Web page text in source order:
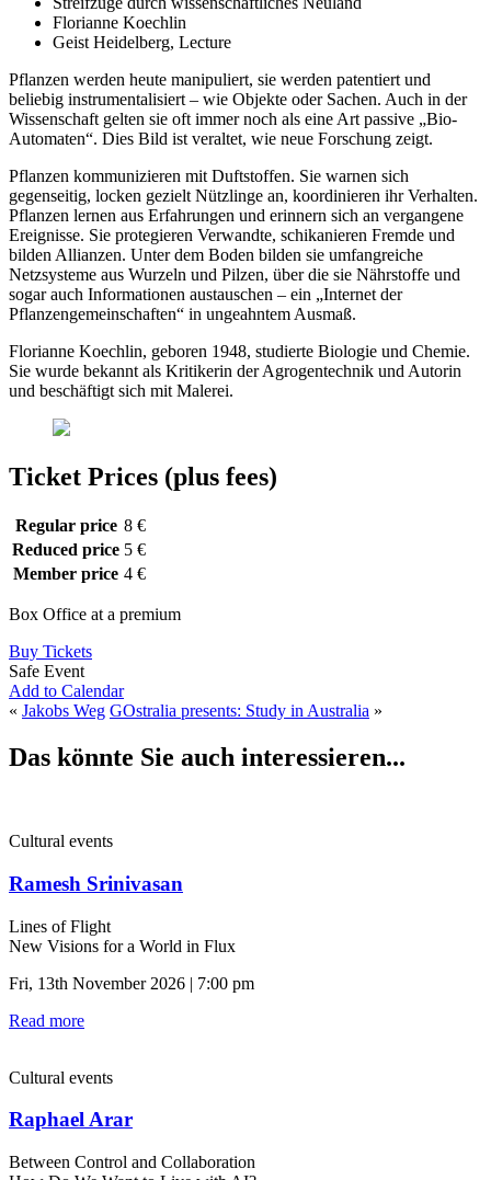
Florianne Koechlin
Geist Heidelberg, Lecture
Pflanzen werden heute manipuliert, sie werden patentiert und
beliebig instrumentalisiert – wie Objekte oder Sachen. Auch in der
Wissenschaft gelten sie oft immer noch als eine Art passive „Bio-
Automaten“. Dies Bild ist veraltet, wie neue Forschung zeigt.
Pflanzen kommunizieren mit Duftstoffen. Sie warnen sich
gegenseitig, locken gezielt Nützlinge an, koordinieren ihr Verhalten.
Pflanzen lernen aus Erfahrungen und erinnern sich an vergangene
Ereignisse. Sie protegieren Verwandte, schikanieren Fremde und
bilden Allianzen. Unter dem Boden bilden sie umfangreiche
Netzsysteme aus Wurzeln und Pilzen, über die sie Nährstoffe und
sogar auch Informationen austauschen – ein „Internet der
Pflanzengemeinschaften“ in ungeahntem Ausmaß.
Florianne Koechlin, geboren 1948, studierte Biologie und Chemie.
Sie wurde bekannt als Kritikerin der Agrogentechnik und Autorin
und beschäftigt sich mit Malerei.
Ticket Prices (plus fees)
Regular price 8 €
Reduced price 5 €
Member price 4 €
Box Office at a premium
Buy Tickets
Safe Event
Add to Calendar
« Jakobs Weg GOstralia presents: Study in Australia »
Das könnte Sie auch interessieren...
Cultural events
Ramesh Srinivasan
Lines of Flight
New Visions for a World in Flux
Fri, 13th November 2026 | 7:00 pm
Read more
Cultural events
Raphael Arar
Between Control and Collaboration